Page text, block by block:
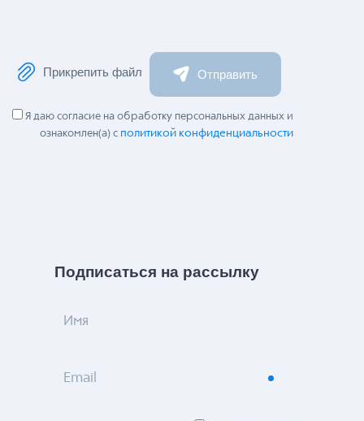
Прикрепить файл Отправить
Я даю согласие на обработку персональных данных и
ознакомлен(а) с политикой конфиденциальности
Подписаться на рассылку
Имя
Email